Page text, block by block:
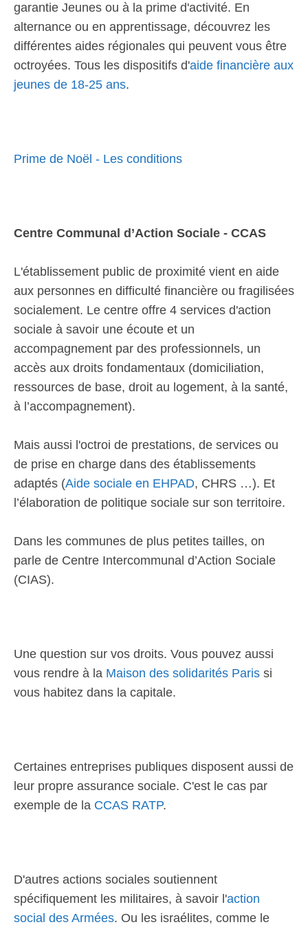
garantie Jeunes ou à la prime d'activité. En
alternance ou en apprentissage, découvrez les
différentes aides régionales qui peuvent vous être
octroyées. Tous les dispositifs d'aide financière aux
jeunes de 18-25 ans.
Prime de Noël - Les conditions
Centre Communal d’Action Sociale - CCAS
L'établissement public de proximité vient en aide
aux personnes en difficulté financière ou fragilisées
socialement. Le centre offre 4 services d'action
sociale à savoir une écoute et un
accompagnement par des professionnels, un
accès aux droits fondamentaux (domiciliation,
ressources de base, droit au logement, à la santé,
à l’accompagnement).
Mais aussi l'octroi de prestations, de services ou
de prise en charge dans des établissements
adaptés (Aide sociale en EHPAD, CHRS …). Et
l’élaboration de politique sociale sur son territoire.
Dans les communes de plus petites tailles, on
parle de Centre Intercommunal d’Action Sociale
(CIAS).
Une question sur vos droits. Vous pouvez aussi
vous rendre à la Maison des solidarités Paris si
vous habitez dans la capitale.
Certaines entreprises publiques disposent aussi de
leur propre assurance sociale. C'est le cas par
exemple de la CCAS RATP.
D'autres actions sociales soutiennent
spécifiquement les militaires, à savoir l'action
social des Armées. Ou les israélites, comme le